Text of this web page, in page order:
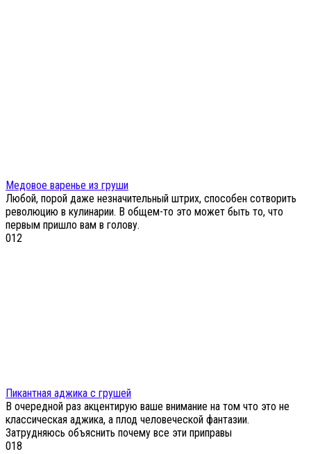
Медовое варенье из груши
Любой, порой даже незначительный штрих, способен сотворить
революцию в кулинарии. В общем-то это может быть то, что
первым пришло вам в голову.
012
Пикантная аджика с грушей
В очередной раз акцентирую ваше внимание на том что это не
классическая аджика, а плод человеческой фантазии.
Затрудняюсь объяснить почему все эти приправы
018